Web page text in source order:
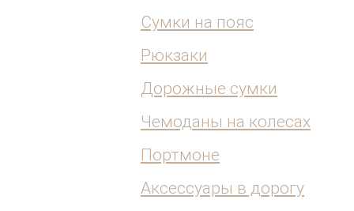
Сумки на пояс
Рюкзаки
Дорожные сумки
Чемоданы на колесах
Портмоне
Аксессуары в дорогу